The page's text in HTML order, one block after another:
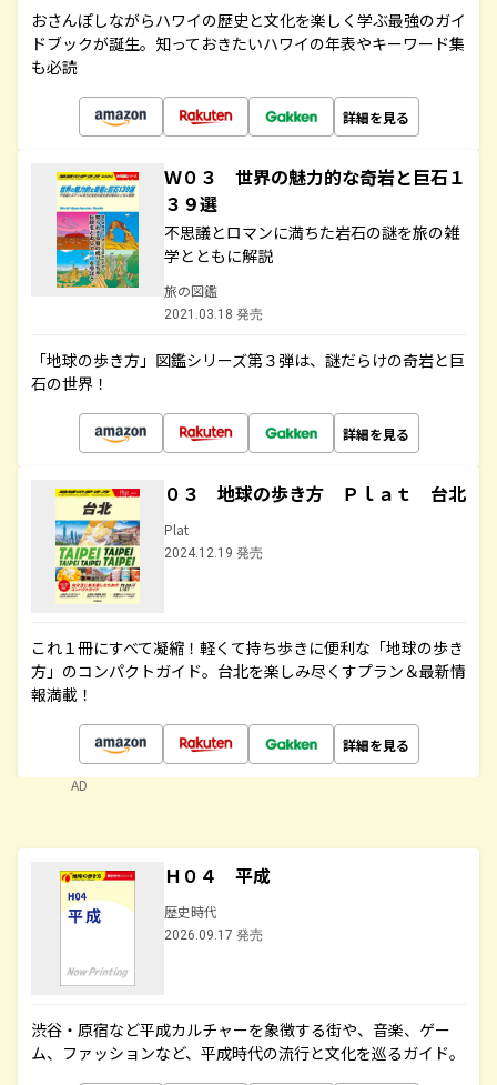
おさんぽしながらハワイの歴史と文化を楽しく学ぶ最強のガイ
ドブックが誕生。知っておきたいハワイの年表やキーワード集
も必読
詳細を見る
Ｗ０３ 世界の魅力的な奇岩と巨石１
３９選
不思議とロマンに満ちた岩石の謎を旅の雑
学とともに解説
旅の図鑑
2021.03.18 発売
「地球の歩き方」図鑑シリーズ第３弾は、謎だらけの奇岩と巨
石の世界！
詳細を見る
０３ 地球の歩き方 Ｐｌａｔ 台北
Plat
2024.12.19 発売
これ１冊にすべて凝縮！軽くて持ち歩きに便利な「地球の歩き
方」のコンパクトガイド。台北を楽しみ尽くすプラン＆最新情
報満載！
詳細を見る
AD
Ｈ０４ 平成
歴史時代
2026.09.17 発売
渋谷・原宿など平成カルチャーを象徴する街や、音楽、ゲー
ム、ファッションなど、平成時代の流行と文化を巡るガイド。